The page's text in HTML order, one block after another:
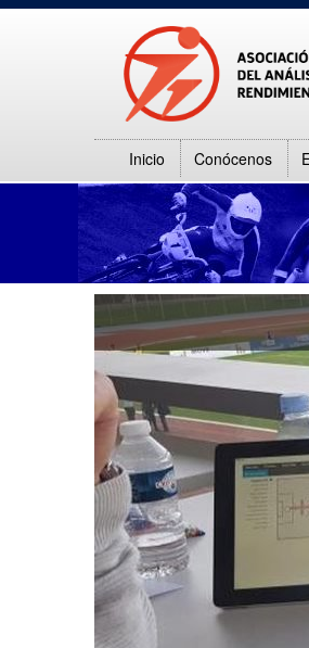
Inicio Conócenos